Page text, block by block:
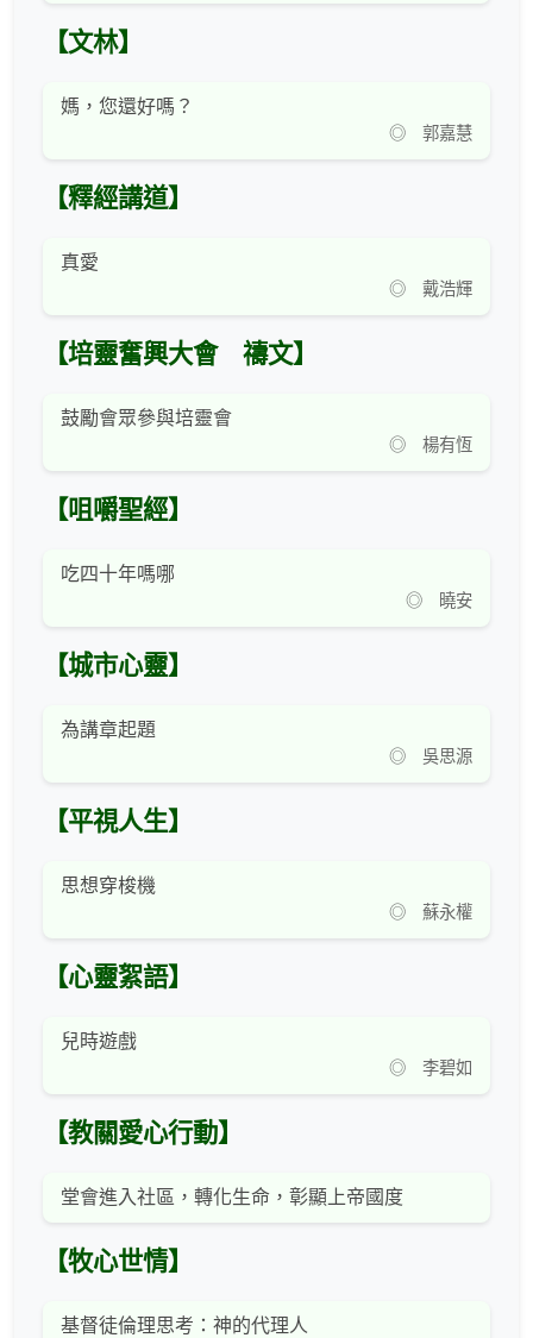
【文林】
媽，您還好嗎？
◎ 郭嘉慧
【釋經講道】
真愛
◎ 戴浩輝
【培靈奮興大會 禱文】
鼓勵會眾參與培靈會
◎ 楊有恆
【咀嚼聖經】
吃四十年嗎哪
◎ 曉安
【城市心靈】
為講章起題
◎ 吳思源
【平視人生】
思想穿梭機
◎ 蘇永權
【心靈絮語】
兒時遊戲
◎ 李碧如
【教關愛心行動】
堂會進入社區，轉化生命，彰顯上帝國度
【牧心世情】
基督徒倫理思考：神的代理人